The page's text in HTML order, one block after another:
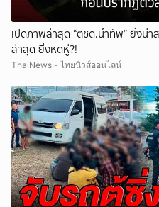
เปิดภาพล่าสุด “ตชด.นำทัพ” ยิ่งน่
ล่าสุด ยิ่งหดหู่?!
ThaiNews - ไทยนิวส์ออนไลน์